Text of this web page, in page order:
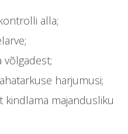
alla;
võlgadest;
harjumusi;
kindlama majandusliku